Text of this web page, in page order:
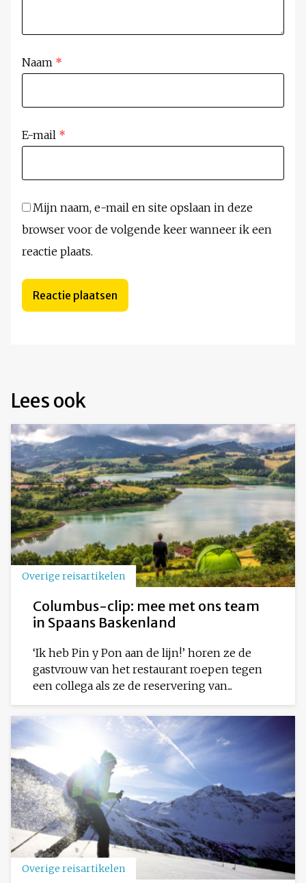
Naam *
E-mail *
Mijn naam, e-mail en site opslaan in deze
browser voor de volgende keer wanneer ik een
reactie plaats.
Lees ook
Overige reisartikelen
Columbus-clip: mee met ons team
in Spaans Baskenland
‘Ik heb Pin y Pon aan de lijn!’ horen ze de
gastvrouw van het restaurant roepen tegen
een collega als ze de reservering van...
Overige reisartikelen